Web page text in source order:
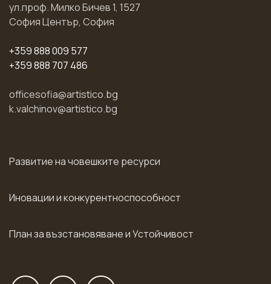
ул.проф. Милко Бичев 1, 1527
София Център, София
+359 888 009 577
+359 888 707 486
officesofia@artistico.bg
k.valchinov@artistico.bg
Развитие на човешките ресурси
Иновации и конкурентноспособност
План за възстановяване и Устойчивост